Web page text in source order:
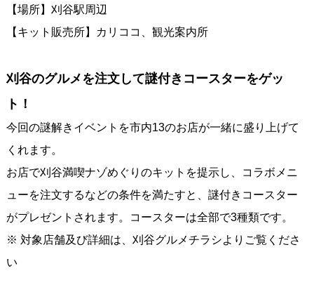
【場所】刈谷駅周辺
【キット販売所】カリココ、観光案内所
刈谷のグルメを注文して謎付きコースターをゲッ
ト！
今回の謎解きイベントを市内13のお店が一緒に盛り上げて
くれます。
お店で刈谷満喫ナゾめぐりのキットを提示し、コラボメニ
ューを注文するなどの条件を満たすと、謎付きコースター
がプレゼントされます。コースターは全部で3種類です。
※ 対象店舗及び詳細は、刈谷グルメチラシよりご覧くださ
い